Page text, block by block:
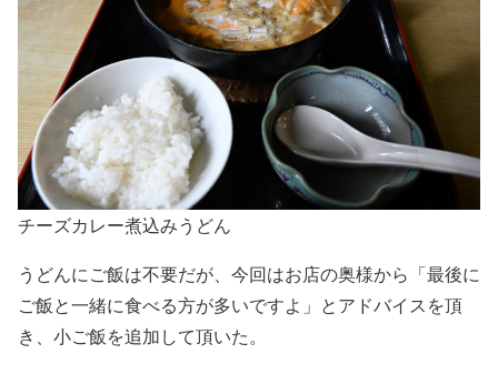
チーズカレー煮込みうどん
うどんにご飯は不要だが、今回はお店の奥様から「最後に
ご飯と一緒に食べる方が多いですよ」とアドバイスを頂
き、小ご飯を追加して頂いた。